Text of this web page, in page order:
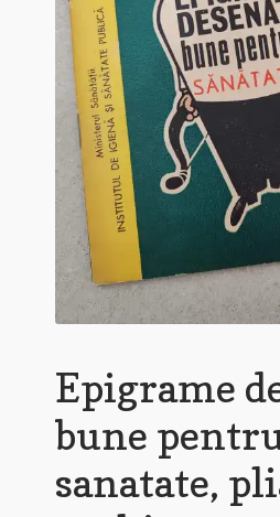
Epigrame
bune
sanatate,